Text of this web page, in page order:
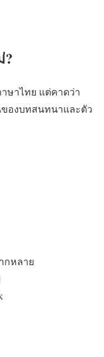
าษาไทย แต่คาดว่า
องบทสนทนาและตัว
กหลาย